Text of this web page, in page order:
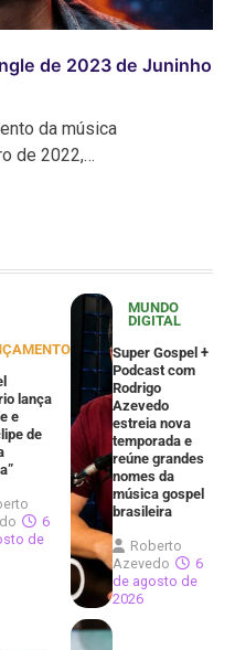
de 2023 de Juninho
da música
de 2022,…
lança
e
de
6
de
MUNDO
DIGITAL
Super Gospel +
Podcast com
Rodrigo
Azevedo
estreia nova
temporada e
reúne grandes
nomes da
música gospel
brasileira
Roberto
Azevedo
6
de agosto de
2026